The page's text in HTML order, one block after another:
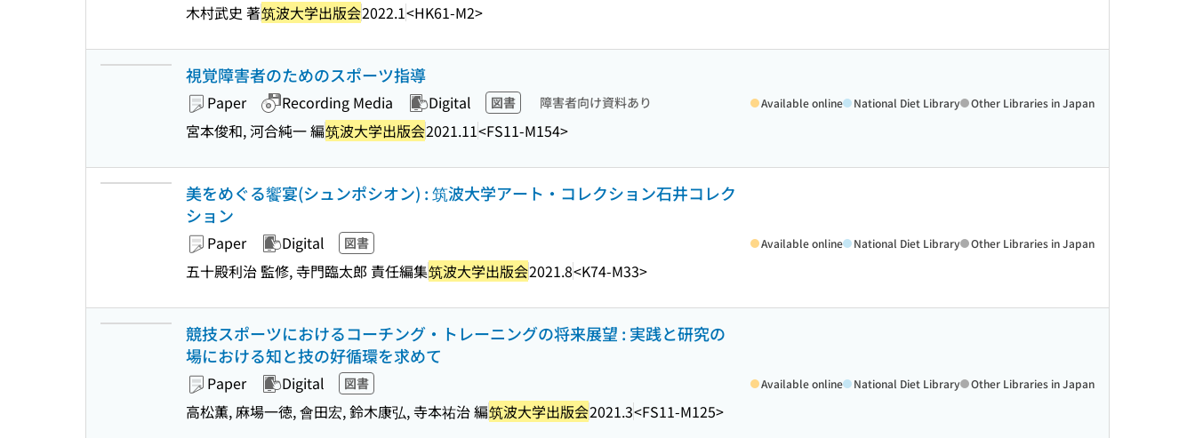
木村武史 著筑波大学出版会2022.1<HK61-M2>
視覚障害者のためのスポーツ指導
Paper Recording Media Digital 図書 障害者向け資料あり
宮本俊和, 河合純一 編筑波大学出版会2021.11<FS11-M154>
Available online National Diet Library Other Libraries in Japan
美をめぐる饗宴(シュンポシオン) : 筑波大学アート・コレクション石井コレク
ション
Paper Digital 図書
五十殿利治 監修, 寺門臨太郎 責任編集筑波大学出版会2021.8<K74-M33>
Available online National Diet Library Other Libraries in Japan
競技スポーツにおけるコーチング・トレーニングの将来展望 : 実践と研究の
場における知と技の好循環を求めて
Paper Digital 図書
高松薫, 麻場一徳, 會田宏, 鈴木康弘, 寺本祐治 編筑波大学出版会2021.3<FS11-M125>
Available online National Diet Library Other Libraries in Japan